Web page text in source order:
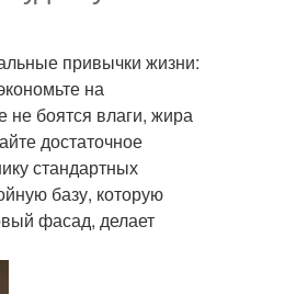
привычки жизни:
на
не боятся влаги, жира
достаточное
стандартных
базу, которую
фасад, делает